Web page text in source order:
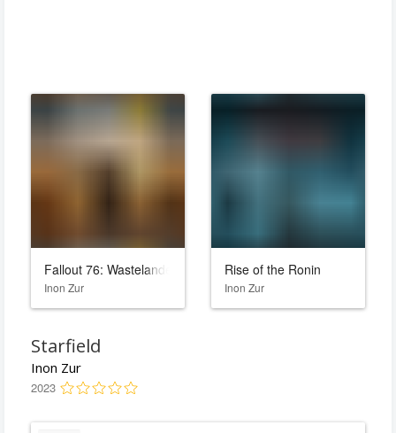
Fallout 76: Wastelanders
Inon Zur
Rise of the Ronin
Inon Zur
Starfield
Inon Zur
2023